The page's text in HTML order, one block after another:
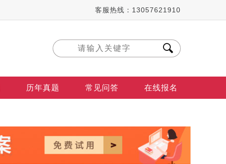
客服热线：13057621910
历年真题 常见问答 在线报名